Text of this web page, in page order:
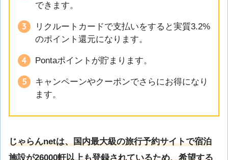
できます。
リクルートカードで支払いをすると実質3.2%
のポイント還元になります。
Pontaポイントが貯まります。
キャンペーンやクーポンでさらにお得になり
ます。
じゃらんnetは、国内最大級の旅行予約サイトで宿泊
施設が26000軒以上も登録されているため、希望する